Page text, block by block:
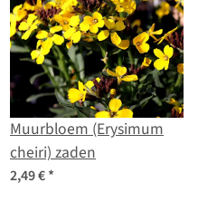
Muurbloem (Erysimum
cheiri) zaden
2,49 €*